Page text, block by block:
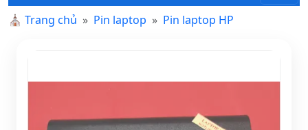
⛪ Trang chủ Pin laptop Pin laptop HP